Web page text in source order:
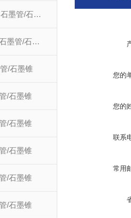
澳大利亚GBC石墨管/石墨锥
欧罗拉Aurora石墨管/石墨锥
/石墨锥
/石墨锥
/石墨锥
/石墨锥
/石墨锥
/石墨锥
您的
您的
联系
常用